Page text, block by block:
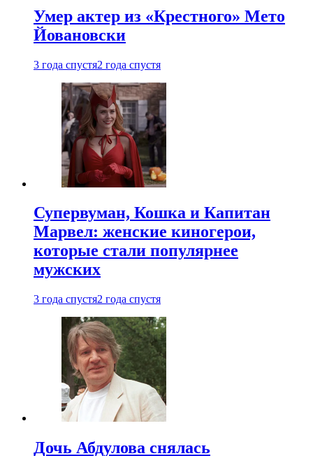
Умер актер из «Крестного» Мето
Йовановски
3 года спустя2 года спустя
Супервуман, Кошка и Капитан
Марвел: женские киногерои,
которые стали популярнее
мужских
3 года спустя2 года спустя
Дочь Абдулова снялась